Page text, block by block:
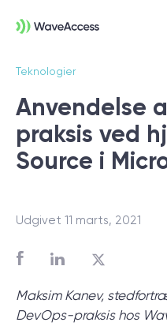
Teknologier
Anvendelse
praksis ved
Source i
Udgivet 11 marts, 2021
Maksim Kanev,
DevOps-praksis hos
Er du i
præcist
Vi leder dig
så du kan få styr